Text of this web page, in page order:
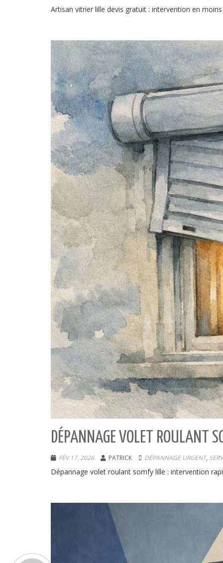
Artisan vitrier lille devis gratuit : intervention en
DÉPANNAGE VOLET ROULANT
FÉV 17, 2026 PATRICK DÉPANNAGE URGENT,
Dépannage volet roulant somfy lille : intervention